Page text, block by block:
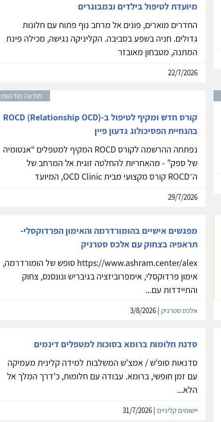
מיועדת לטיפול בילדים ובמבוגרים
החדרים מוארים, פונים אל מרחב נוף פתוח עם חלונות
גדולים. חניה בשפע בסביבה. הקליניקה נגישה, מכילה פינת
המתנה, מטבחון מאובזר
22/7/2026
מודעה מודגשת
קורס חדש ומקיף לטיפול ב-ROCD (Relationship OCD)
בהנחיית הפסיכולוג גדעון פיין
נפתחה ההרשמה לקורס ROCD המקיף למטפלים “אנטומיה
של ספק” - מהאחריות להחלטה זוגית אל המרחב של
ה־ROCD קורס מקצועי מבית OCD Clinic, המיועד
29/7/2026
מפגשים אישיים בהומורדרמה והאימון הפרדוקסלי-
תראפיה בצחוק עם אלכס סטרניק
https://www.ashram.center/alex סופש של הומורדרמה,
אימון פרדוקסלי, אימפרוביזציה בגיבריש ונונסנס, צחוק
והתיידדות עם...
אלכס סטרניק| 3/8/2026
סדנת חלומות ברומא בסוכות למטפלים דינמים
סדנאות סופ'ש / אמצ'ש המשלבות למידה קלינית מעמיקה
עם זמן חופשי, ברומא. עבודה עם חלומות, כ'דרך המלך אל
הלא...
יישומים קליניים